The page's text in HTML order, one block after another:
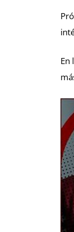
En